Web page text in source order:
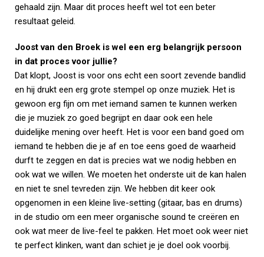
gehaald zijn. Maar dit proces heeft wel tot een beter
resultaat geleid.
Joost van den Broek is wel een erg belangrijk persoon
in dat proces voor jullie?
Dat klopt, Joost is voor ons echt een soort zevende bandlid
en hij drukt een erg grote stempel op onze muziek. Het is
gewoon erg fijn om met iemand samen te kunnen werken
die je muziek zo goed begrijpt en daar ook een hele
duidelijke mening over heeft. Het is voor een band goed om
iemand te hebben die je af en toe eens goed de waarheid
durft te zeggen en dat is precies wat we nodig hebben en
ook wat we willen. We moeten het onderste uit de kan halen
en niet te snel tevreden zijn. We hebben dit keer ook
opgenomen in een kleine live-setting (gitaar, bas en drums)
in de studio om een meer organische sound te creëren en
ook wat meer de live-feel te pakken. Het moet ook weer niet
te perfect klinken, want dan schiet je je doel ook voorbij.